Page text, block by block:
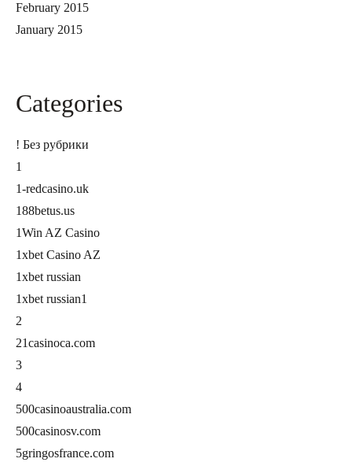
February 2015
January 2015
Categories
! Без рубрики
1
1-redcasino.uk
188betus.us
1Win AZ Casino
1xbet Casino AZ
1xbet russian
1xbet russian1
2
21casinoca.com
3
4
500casinoaustralia.com
500casinosv.com
5gringosfrance.com